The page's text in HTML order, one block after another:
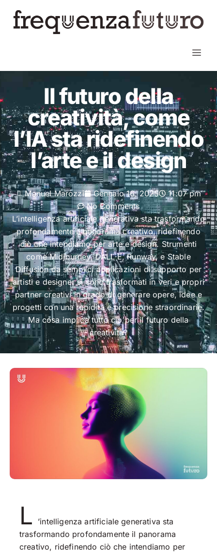
Il futuro della
creatività, come
l’IA sta ridefinendo
l’arte e il design
Manuel Marozzi Gennaio 16, 2025
11:07 pm
No Comments
L’intelligenza artificiale generativa sta trasformando
profondamente il panorama creativo, ridefinendo
ciò che intendiamo per arte e design. Strumenti
come Midjourney, DALL·E, Runway, e Stable
Diffusion da semplici applicazioni di supporto per
artisti e designer si sono trasformati in veri e propri
partner creativi in grado di generare opere, idee e
progetti con una rapidità e precisione straordinarie.
Ma cosa implica tutto ciò per il futuro della
creatività?
L
’intelligenza artificiale generativa sta
trasformando profondamente il panorama
creativo, ridefinendo ciò che intendiamo per